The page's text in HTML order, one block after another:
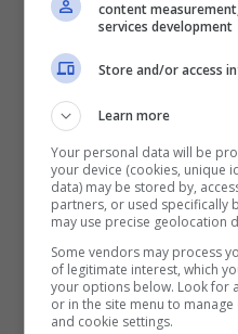
toccanti da
augurali sui vostri
questo sacramento
Questo è il
voi; fate
(Lc 22, 19)
Un giorno
content
services development
Store and/or access
Learn more
Your personal data will be
your device (cookies, unique
data) may be stored by,
partners, or used specifically
may use precise geolocation
Some vendors may process
of legitimate interest, which
your options below. Look for
or in the site menu to
and cookie settings.